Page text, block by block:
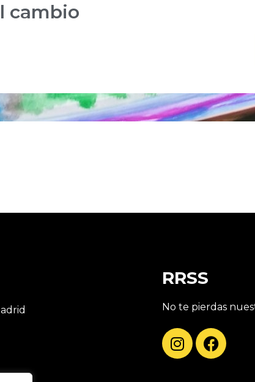
cambio
RRSS
No te pierdas